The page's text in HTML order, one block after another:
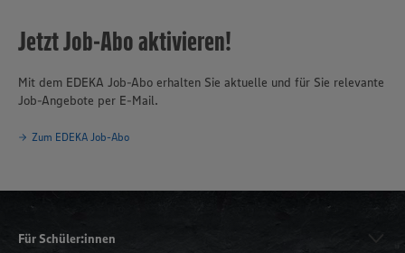
Jetzt Job-Abo aktivieren!
Mit dem EDEKA Job-Abo erhalten Sie aktuelle und für Sie relevante
Job-Angebote per E-Mail.
Zum EDEKA Job-Abo
Für Schüler:innen